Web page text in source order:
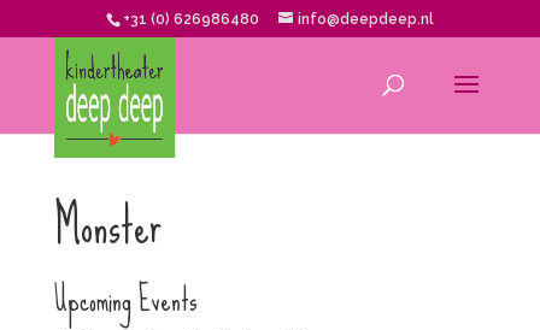
+31 (0) 626986480 info@deepdeep.nl
Monster
Upcoming Events